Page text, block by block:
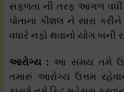
સફળતા ની તરફ આગળ વધી
પોતાના કૌશલ ને સારા
વધારે નફો થવાનો યોગ બની
આરોગ્ય : આ સમય તમે
તમારું આરોગ્ય ઉત્તમ